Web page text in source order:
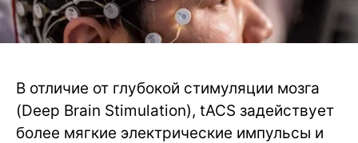
В отличие от глубокой стимуляции мозга
(Deep Brain Stimulation), tACS задействует
более мягкие электрические импульсы и